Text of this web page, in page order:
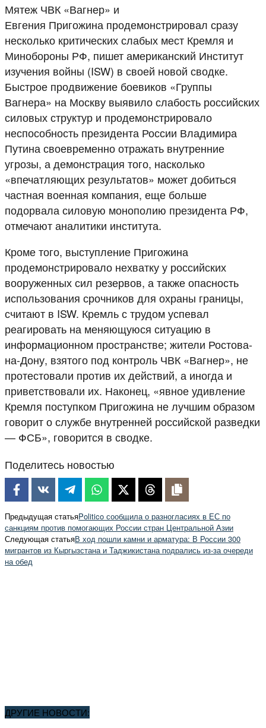
Мятеж ЧВК «Вагнер» и
Евгения Пригожина продемонстрировал сразу
несколько критических слабых мест Кремля и
Минобороны РФ, пишет американский Институт
изучения войны (ISW) в своей новой сводке.
Быстрое продвижение боевиков «Группы
Вагнера» на Москву выявило слабость российских
силовых структур и продемонстрировало
неспособность президента России Владимира
Путина своевременно отражать внутренние
угрозы, а демонстрация того, насколько
«впечатляющих результатов» может добиться
частная военная компания, еще больше
подорвала силовую монополию президента РФ,
отмечают аналитики института.
Кроме того, выступление Пригожина
продемонстрировало нехватку у российских
вооруженных сил резервов, а также опасность
использования срочников для охраны границы,
считают в ISW. Кремль с трудом успевал
реагировать на меняющуюся ситуацию в
информационном пространстве; жители Ростова-
на-Дону, взятого под контроль ЧВК «Вагнер», не
протестовали против их действий, а иногда и
приветствовали их. Наконец, «явное удивление
Кремля поступком Пригожина не лучшим образом
говорит о службе внутренней российской разведки
— ФСБ», говорится в сводке.
Поделитесь новостью
Предыдущая статьяPolitico сообщила о разногласиях в ЕС по
санкциям против помогающих России стран Центральной Азии
Следующая статьяВ ход пошли камни и арматура: В России 300
мигрантов из Кыргызстана и Таджикистана подрались из-за очереди
на обед
ДРУГИЕ НОВОСТИ: